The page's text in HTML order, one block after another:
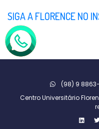
SIGA A FLORENCE NO
(98) 9
Centro Universitário